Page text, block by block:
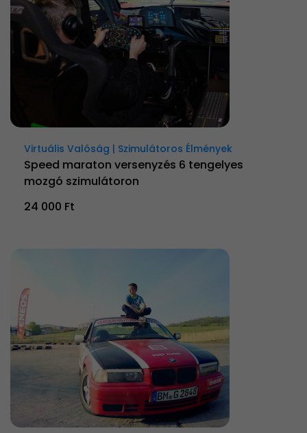
Virtuális Valóság | Szimulátoros Élmények
Speed maraton versenyzés 6 tengelyes
mozgó szimulátoron
24 000 Ft